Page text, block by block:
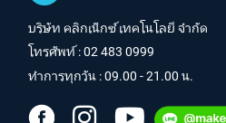
บริษัท คลิกเน็กซ์ เทคโนโลยี จำกัด
โทรศัพท์ :02 483 0999
ทำการทุกวัน : 09.00 - 21.00 น.